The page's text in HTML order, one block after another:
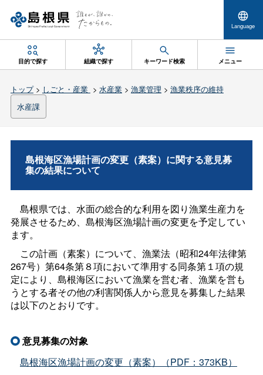
Language
目的で探す 組織で探す キーワード検索 メニュー
トップ> しごと・産業 > 水産業> 漁業管理 > 漁業秩序の維持
水産課
島根海区漁場計画の変更（素案）に関する意見募
集の結果について
島根県では、水面の総合的な利用を図り漁業生産力を
発展させるため、島根海区漁場計画の変更を予定してい
ます。
この計画（素案）について、漁業法（昭和24年法律第
267号）第64条第８項において準用する同条第１項の規
定により、島根海区において漁業を営む者、漁業を営も
うとする者その他の利害関係人から意見を募集した結果
は以下のとおりです。
意見募集の対象
島根海区漁場計画の変更（素案）（PDF：373KB）